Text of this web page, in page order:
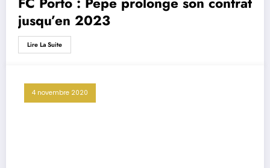
jusqu’en 2023
Lire La Suite
4 novembre 2020